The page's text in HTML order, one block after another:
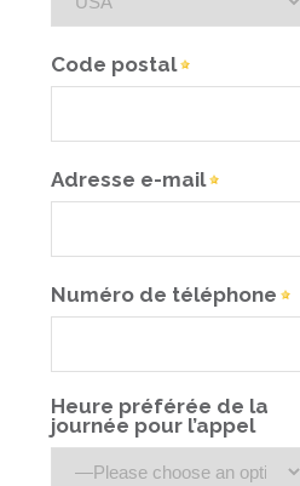
Code postal
Adresse e-mail
Numéro de téléphone
Heure préférée de la
journée pour l’appel